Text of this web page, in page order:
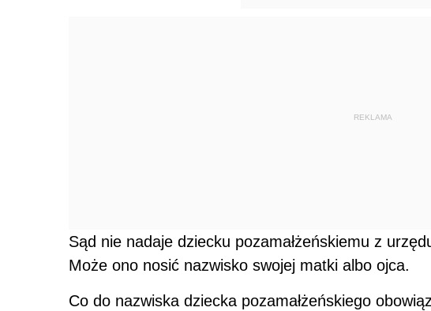
REKLAMA
Sąd nie nadaje dziecku pozamałżeńskiemu z
Może ono nosić nazwisko swojej matki albo ojca.
Co do nazwiska dziecka pozamałżeńskiego